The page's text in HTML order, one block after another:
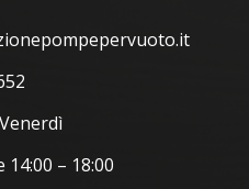
14:00 – 18:00